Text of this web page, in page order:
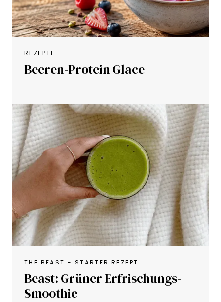
REZEPTE
Beeren-Protein Glace
THE BEAST - STARTER REZEPT
Beast: Grüner Erfrischungs-
Smoothie